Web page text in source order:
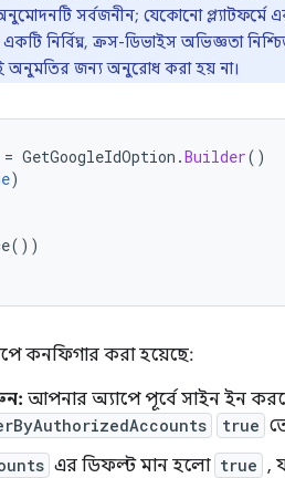
সর্বজনীন; যেকোনো প্ল্যাটফর্মে
নির্বিঘ্ন, ক্রস-ডিভাইস অভিজ্ঞতা
অনুমতির জন্য অনুরোধ করা হয় না।
= GetGoogleIdOption .Builder()
)
())
কনফিগার করা হয়েছে:
আপনার অ্যাপে পূর্বে সাইন ইন
true
এর ডিফল্ট মান হলো true ,